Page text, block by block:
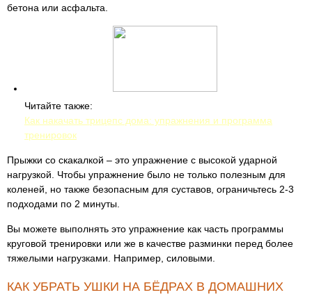
бетона или асфальта.
Читайте также:
Как накачать трицепс дома: упражнения и программа
тренировок
Прыжки со скакалкой – это упражнение с высокой ударной
нагрузкой. Чтобы упражнение было не только полезным для
коленей, но также безопасным для суставов, ограничьтесь 2-3
подходами по 2 минуты.
Вы можете выполнять это упражнение как часть программы
круговой тренировки или же в качестве разминки перед более
тяжелыми нагрузками. Например, силовыми.
КАК УБРАТЬ УШКИ НА БЁДРАХ В ДОМАШНИХ